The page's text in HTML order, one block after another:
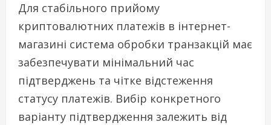
Для стабільного прийому
криптовалютних платежів в інтернет-
магазині система обробки транзакцій має
забезпечувати мінімальний час
підтверджень та чітке відстеження
статусу платежів. Вибір конкретного
варіанту підтвердження залежить від